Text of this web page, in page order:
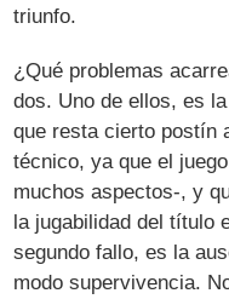
triunfo.
¿Qué problemas
dos. Uno de ellos, es
que resta cierto postín
técnico, ya que el
muchos aspectos-, y
la jugabilidad del título
segundo fallo, es la
modo supervivencia.